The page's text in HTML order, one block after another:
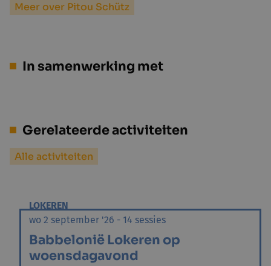
Meer over Pitou Schütz
In samenwerking met
Gerelateerde activiteiten
Alle activiteiten
LOKEREN
wo 2 september '26 - 14 sessies
Babbelonië Lokeren op
woensdagavond